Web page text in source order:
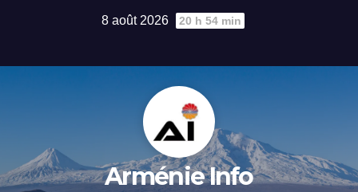
8 août 2026 20 h 54 min
Arménie Info